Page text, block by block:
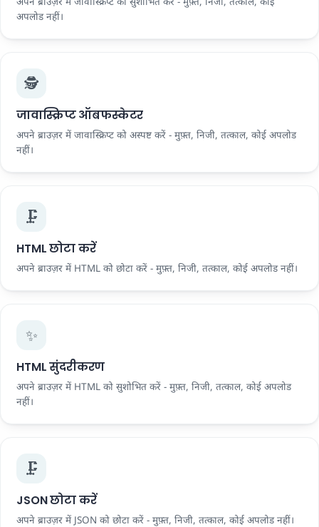
अपलोड नहीं।
🕵️
जावास्क्रिप्ट ऑबफस्केटर
अपने ब्राउज़र में जावास्क्रिप्ट को अस्पष्ट करें - मुफ़्त, निजी, तत्काल, कोई अपलोड
नहीं।
🗜️
HTML छोटा करें
अपने ब्राउज़र में HTML को छोटा करें - मुफ़्त, निजी, तत्काल, कोई अपलोड नहीं।
✨
HTML सुंदरीकरण
अपने ब्राउज़र में HTML को सुशोभित करें - मुफ़्त, निजी, तत्काल, कोई अपलोड
नहीं।
🗜️
JSON छोटा करें
अपने ब्राउज़र में JSON को छोटा करें - मुफ़्त, निजी, तत्काल, कोई अपलोड नहीं।